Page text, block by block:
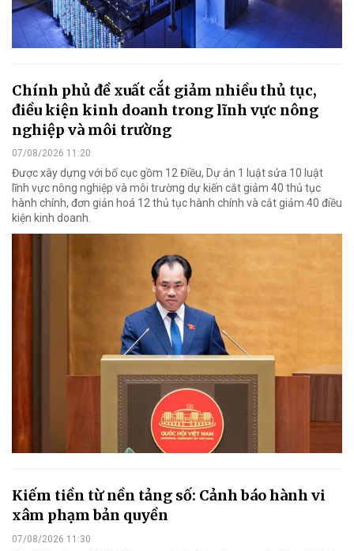
Chính phủ đề xuất cắt giảm nhiều thủ tục,
điều kiện kinh doanh trong lĩnh vực nông
nghiệp và môi trường
07/08/2026 11:20
Được xây dựng với bố cục gồm 12 Điều, Dự án 1 luật sửa 10 luật
lĩnh vực nông nghiệp và môi trường dự kiến cắt giảm 40 thủ tục
hành chính, đơn giản hoá 12 thủ tục hành chính và cắt giảm 40 điều
kiện kinh doanh.
Kiếm tiền từ nền tảng số: Cảnh báo hành vi
xâm phạm bản quyền
07/08/2026 11:30